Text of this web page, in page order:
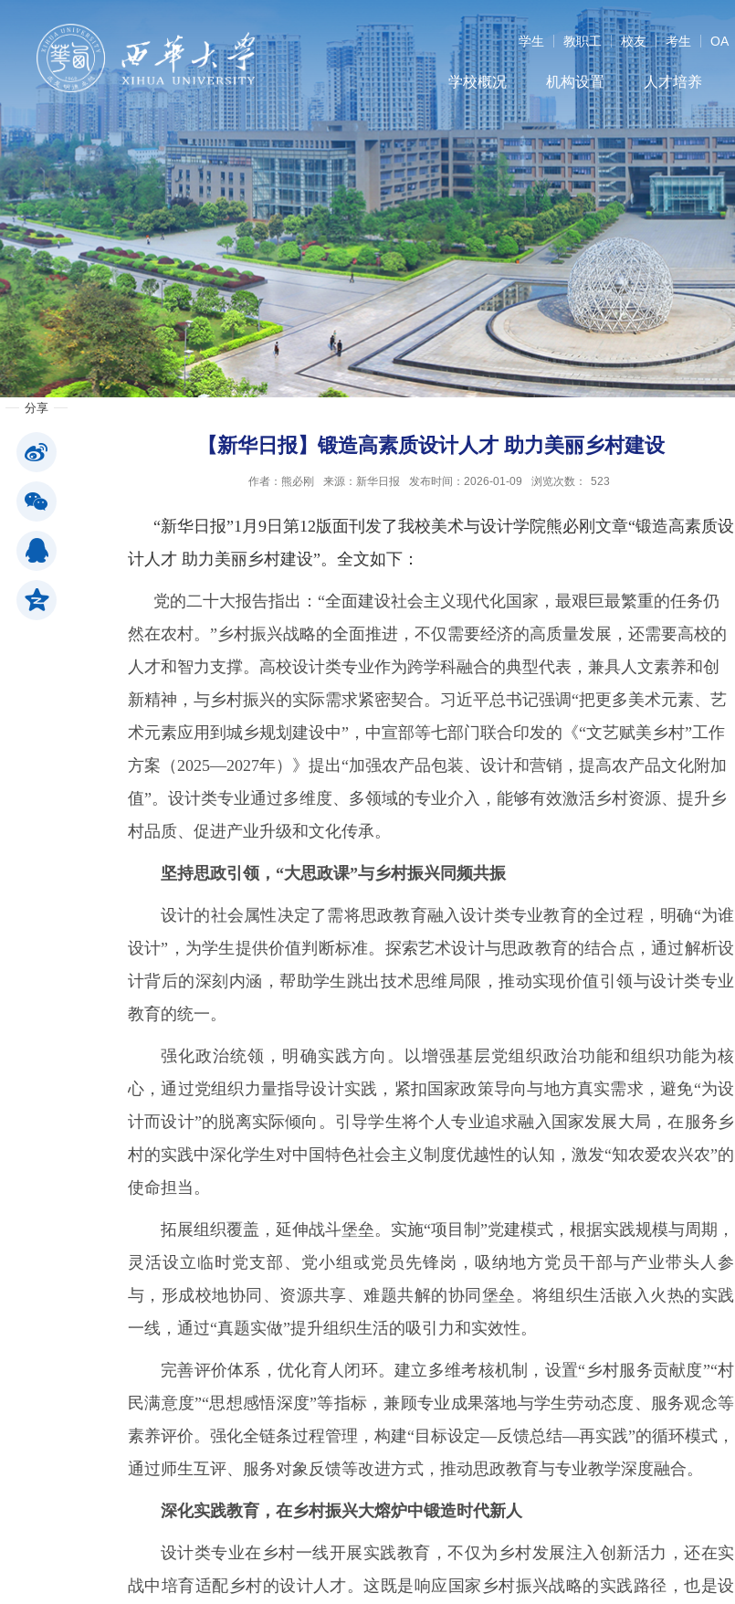
学生 教职工 校友 考生 OA
学校概况 机构设置 人才培养
学校概况
机构设置
人才培养
科学研究
招生就业
合作交流
公共服务
分享
【新华日报】锻造高素质设计人才 助力美丽乡村建设
作者：熊必刚 来源：新华日报 发布时间：2026-01-09 浏览次数： 523
“新华日报”1 月 9日第12版面刊发了我校美术与设计学院熊必刚文章“锻造高素质设
计人才 助力美丽乡村建设”。 全文如下：
党的二十大报告指出：“全面建设社会主义现代化国家，最艰巨最繁重的任务仍
然在农村。”乡村振兴战略的全面推进，不仅需要经济的高质量发展，还需要高校的
人才和智力支撑。高校设计类专业作为跨学科融合的典型代表，兼具人文素养和创
新精神，与乡村振兴的实际需求紧密契合。习近平总书记强调“把更多美术元素、艺
术元素应用到城乡规划建设中”，中宣部等七部门联合印发的《“文艺赋美乡村”工作
方案（2025—2027年）》提出“加强农产品包装、设计和营销，提高农产品文化附加
值”。设计类专业通过多维度、多领域的专业介入，能够有效激活乡村资源、提升乡
村品质、促进产业升级和文化传承。
坚持思政引领，“大思政课”与乡村振兴同频共振
设计的社会属性决定了需将思政教育融入设计类专业教育的全过程，明确“为谁
设计”，为学生提供价值判断标准。探索艺术设计与思政教育的结合点，通过解析设
计背后的深刻内涵，帮助学生跳出技术思维局限，推动实现价值引领与设计类专业
教育的统一。
强化政治统领，明确实践方向。以增强基层党组织政治功能和组织功能为核
心，通过党组织力量指导设计实践，紧扣国家政策导向与地方真实需求，避免“为设
计而设计”的脱离实际倾向。引导学生将个人专业追求融入国家发展大局，在服务乡
村的实践中深化学生对中国特色社会主义制度优越性的认知，激发“知农爱农兴农”的
使命担当。
拓展组织覆盖，延伸战斗堡垒。实施“项目制”党建模式，根据实践规模与周期，
灵活设立临时党支部、党小组或党员先锋岗，吸纳地方党员干部与产业带头人参
与，形成校地协同、资源共享、难题共解的协同堡垒。将组织生活嵌入火热的实践
一线，通过“真题实做”提升组织生活的吸引力和实效性。
完善评价体系，优化育人闭环。建立多维考核机制，设置“乡村服务贡献度”“村
民满意度”“思想感悟深度”等指标，兼顾专业成果落地与学生劳动态度、服务观念等
素养评价。强化全链条过程管理，构建“目标设定—反馈总结—再实践”的循环模式，
通过师生互评、服务对象反馈等改进方式，推动思政教育与专业教学深度融合。
深化实践教育，在乡村振兴大熔炉中锻造时代新人
设计类专业在乡村一线开展实践教育，不仅为乡村发展注入创新活力，还在实
战中培育适配乡村的设计人才。这既是响应国家乡村振兴战略的实践路径，也是设